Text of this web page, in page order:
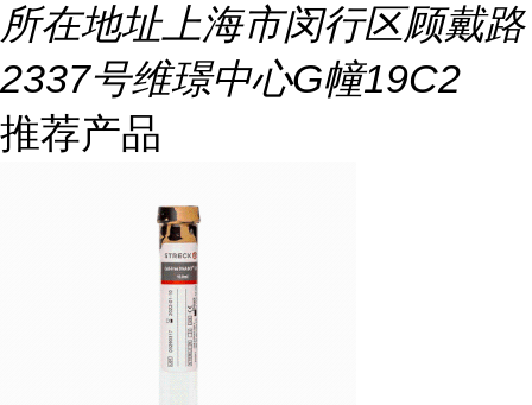
所在地址上海市闵行区顾戴路
2337号维璟中心G幢19C2
推荐产品